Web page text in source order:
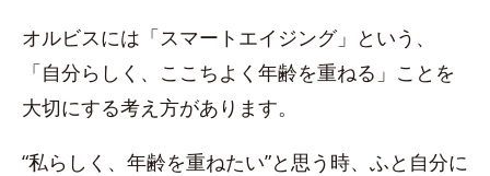
オルビスには「スマートエイジング」という、
「自分らしく、ここちよく年齢を重ねる」ことを
大切にする考え方があります。
“私らしく、年齢を重ねたい”と思う時、ふと自分に